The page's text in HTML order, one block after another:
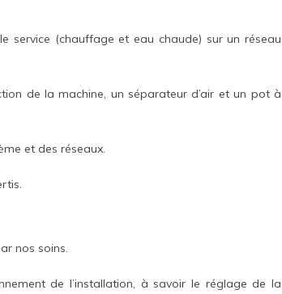
service (chauffage et eau chaude) sur un réseau
de la machine, un séparateur d’air et un pot à
et des réseaux.
nos soins.
de l’installation, à savoir le réglage de la